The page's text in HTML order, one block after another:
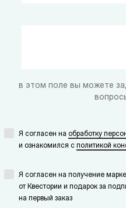
в этом поле вы можете
Я согласен на обработку
и ознакомился с политикой
Я согласен на получение
от Квестории и подарок за
на первый заказ